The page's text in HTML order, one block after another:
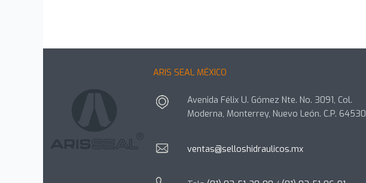
ARIS SEAL MÉXICO
Avenida Félix U. Gómez Nte. No. 3091, Col.
Moderna, Monterrey, Nuevo León. C.P. 64530
ventas@selloshidraulicos.mx